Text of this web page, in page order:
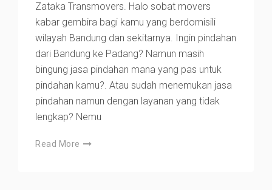
Zataka Transmovers. Halo sobat movers
kabar gembira bagi kamu yang berdomisili
wilayah Bandung dan sekitarnya. Ingin pindahan
dari Bandung ke Padang? Namun masih
bingung jasa pindahan mana yang pas untuk
pindahan kamu?. Atau sudah menemukan jasa
pindahan namun dengan layanan yang tidak
lengkap? Nemu
Read More